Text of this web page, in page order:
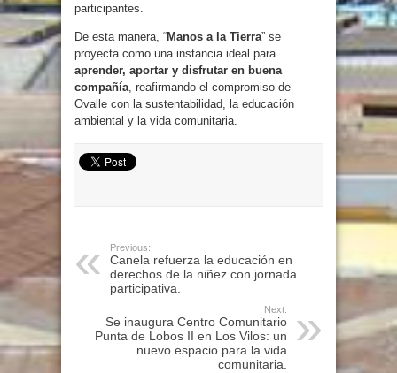
participantes.
De esta manera, “Manos a la Tierra” se
proyecta como una instancia ideal para
aprender, aportar y disfrutar en buena
compañía , reafirmando el compromiso de
Ovalle con la sustentabilidad, la educación
ambiental y la vida comunitaria.
Previous:
Canela refuerza la educación en
derechos de la niñez con jornada
participativa.
Next:
Se inaugura Centro Comunitario
Punta de Lobos II en Los Vilos: un
nuevo espacio para la vida
comunitaria.